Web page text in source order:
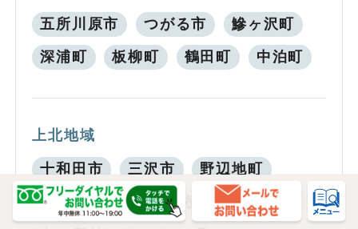
五所川原市 つがる市 鰺ヶ沢町
深浦町 板柳町 鶴田町 中泊町
上北地域
十和田市 三沢市 野辺地町
七戸町 六戸町 横浜町 東北町